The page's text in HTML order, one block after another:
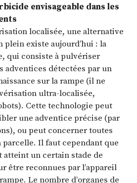
envisageable dans les
localisée, une alternative
plein existe aujourd’hui : la
qui consiste à pulvériser
adventices détectées par un
sur la rampe (il ne
ultra-localisée,
Cette technologie peut
une adventice précise (par
ou peut concerner toutes
parcelle. Il faut cependant que
atteint un certain stade de
être reconnues par l’appareil
Le nombre d’organes de